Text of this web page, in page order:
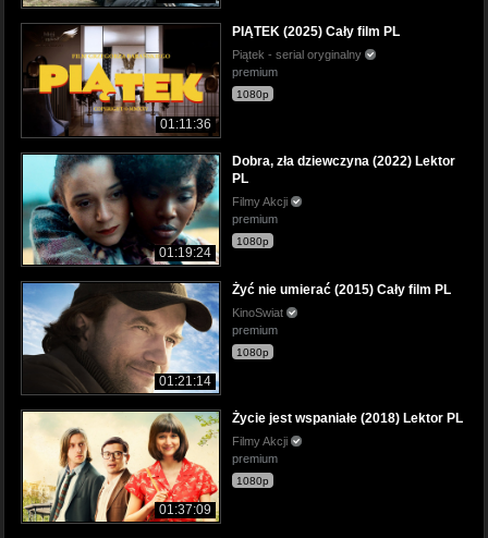
01:11:36
PIĄTEK (2025) Cały film PL
Piątek - serial oryginalny
premium
1080p
01:19:24
Dobra, zła dziewczyna (2022) Lektor
PL
Filmy Akcji
premium
1080p
01:21:14
Żyć nie umierać (2015) Cały film PL
KinoSwiat
premium
1080p
01:37:09
Życie jest wspaniałe (2018) Lektor PL
Filmy Akcji
premium
1080p